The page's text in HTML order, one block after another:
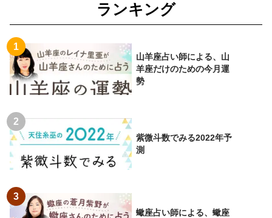
ランキング
山羊座占い師による、山
羊座だけのための今月運
勢
紫微斗数でみる2022年予
測
蠍座占い師による、蠍座